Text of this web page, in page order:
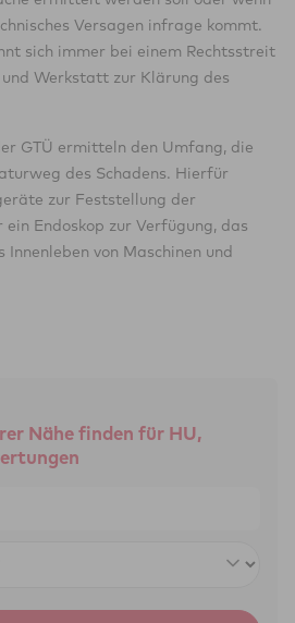
Opfer eines unverschuldeten
unsere fünf Tipps im Ernstfall
werden geprüft und
über den normalen Gebrauch
Gutachter ermitteln für Sie den
Versagen infrage kommt.
sich immer bei einem Rechtsstreit
Werkstatt zur Klärung des
GTÜ ermitteln den Umfang, die
des Schadens. Hierfür
zur Feststellung der
ein Endoskop zur Verfügung, das
von Maschinen und
Nähe finden für HU,